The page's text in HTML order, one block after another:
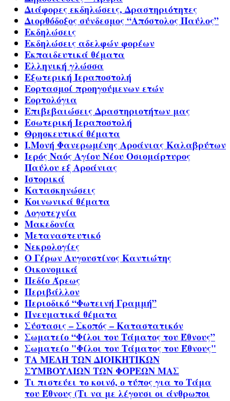
Διάφορες εκδηλώσεις, Δραστηριότητες
Διορθόδοξος σύνδεσμος “Απόστολος Παύλος”
Εκδηλώσεις
Εκδηλώσεις αδελφών φορέων
Εκπαιδευτικά θέματα
Ελληνική γλώσσα
Εξωτερική Ιεραποστολή
Εορτασμοί προηγούμενων ετών
Εορτολόγια
Επιβεβαιώσεις Δραστηριοτήτων μας
Εσωτερική Ιεραποστολή
Θρησκευτικά θέματα
Ι.Μονή Φανερωμένης Αροάνιας Καλαβρύτων
Ιερός Ναός Αγίου Νέου Οσιομάρτυρος
Παύλου εξ Αροάνιας
Ιστορικά
Κατασκηνώσεις
Κοινωνικά θέματα
Λογοτεχνία
Μακεδονία
Μεταναστευτικό
Νεκρολογίες
Ο Γέρων Αυγουστίνος Καντιώτης
Οικονομικά
Πεδίο Άρεως
Περιβάλλον
Περιοδικό “Φωτεινή Γραμμή”
Πνευματικά θέματα
Σύστασις – Σκοπός – Καταστατικόν
Σωματείο “Φίλοι του Τάματος του Έθνους”
Σωματείο "Φίλοι του Τάματος του Έθνους"
ΤΑ ΜΕΛΗ ΤΩΝ ΔΙΟΙΚΗΤΙΚΩΝ
ΣΥΜΒΟΥΛΙΩΝ ΤΩΝ ΦΟΡΕΩΝ ΜΑΣ
Τι πιστεύει το κοινό, ο τύπος για το Τάμα
του Έθνους (Τι να με λέγουσι οι άνθρωποι